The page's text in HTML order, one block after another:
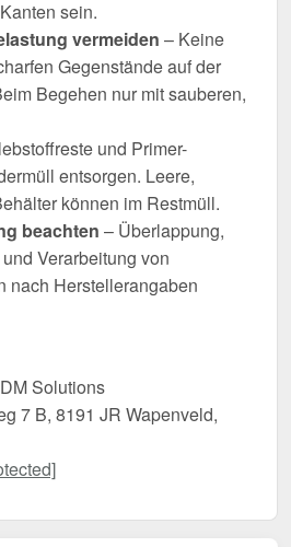
sein.
vermeiden – Keine
Gegenstände auf der
Begehen nur mit sauberen,
und Primer-
entsorgen. Leere,
können im Restmüll.
beachten – Überlappung,
Verarbeitung von
nach Herstellerangaben
Solutions
7 B, 8191 JR Wapenveld,